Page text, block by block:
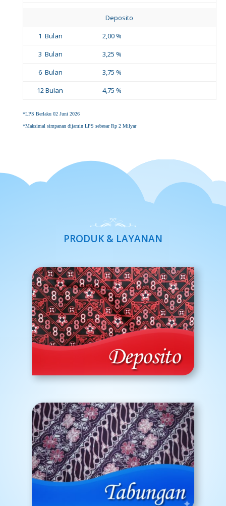
Deposito
1 Bulan
2,00 %
3 Bulan
3,25 %
6 Bulan
3,75 %
12 Bulan
4,75 %
*LPS Berlaku 02 Juni 2026
*Maksimal simpanan dijamin LPS sebesar Rp 2 Milyar
PRODUK & LAYANAN